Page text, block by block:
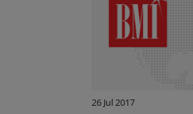
26 Jul 2017